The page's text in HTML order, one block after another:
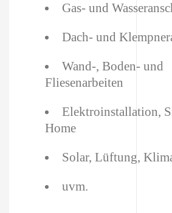
Gas- und
Dach- und
Wand-, Boden- und
Fliesenarbeiten
Elektroinstallation,
Home
Solar, Lüftung,
uvm.